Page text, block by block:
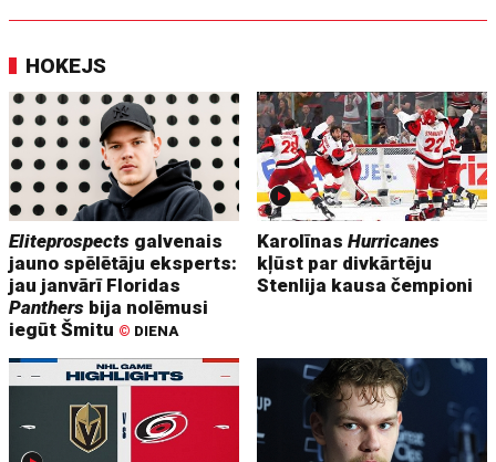
HOKEJS
Eliteprospects galvenais
jauno spēlētāju eksperts:
jau janvārī Floridas
Panthers bija nolēmusi
iegūt Šmitu © DIENA
KarolīnasHurricanes
kļūst par divkārtēju
Stenlija kausa čempioni